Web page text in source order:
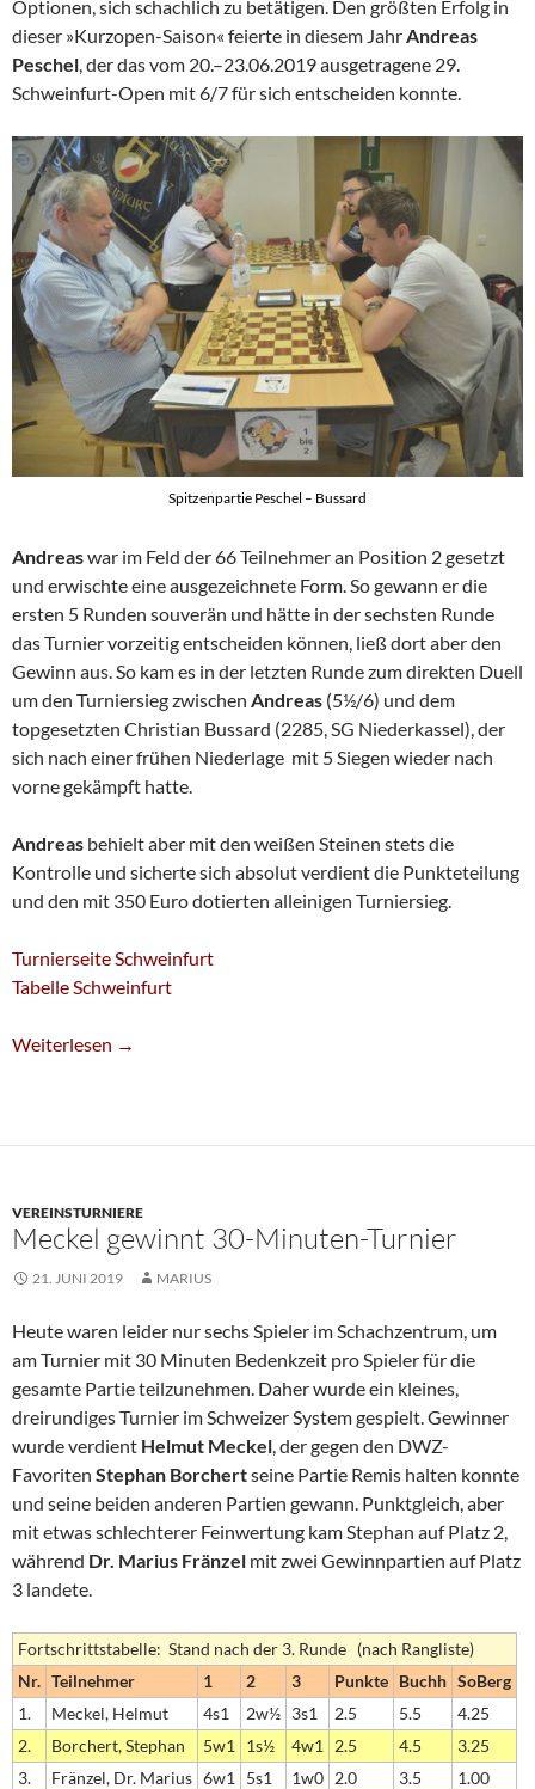
Optionen, sich schachlich zu betätigen. Den größten Erfolg in
dieser »Kurzopen-Saison« feierte in diesem Jahr Andreas
Peschel , der das vom 20.–23.06.2019 ausgetragene 29.
Schweinfurt-Open mit 6/7 für sich entscheiden konnte.
Spitzenpartie Peschel – Bussard
Andreaswar im Feld der 66 Teilnehmer an Position 2 gesetzt
und erwischte eine ausgezeichnete Form. So gewann er die
ersten 5 Runden souverän und hätte in der sechsten Runde
das Turnier vorzeitig entscheiden können, ließ dort aber den
Gewinn aus. So kam es in der letzten Runde zum direkten Duell
um den Turniersieg zwischen Andreas (5½/6) und dem
topgesetzten Christian Bussard (2285, SG Niederkassel), der
sich nach einer frühen Niederlage mit 5 Siegen wieder nach
vorne gekämpft hatte.
Andreas behielt aber mit den weißen Steinen stets die
Kontrolle und sicherte sich absolut verdient die Punkteteilung
und den mit 350 Euro dotierten alleinigen Turniersieg.
Turnierseite Schweinfurt
Tabelle Schweinfurt
Peschel Gewinnt Schweinfurt-Open – Meckel Stark In Krefeld
Weiterlesen →
VEREINSTURNIERE
Meckel gewinnt 30-Minuten-Turnier
21. JUNI 2019 MARIUS
Heute waren leider nur sechs Spieler im Schachzentrum, um
am Turnier mit 30 Minuten Bedenkzeit pro Spieler für die
gesamte Partie teilzunehmen. Daher wurde ein kleines,
dreirundiges Turnier im Schweizer System gespielt. Gewinner
wurde verdient Helmut Meckel, der gegen den DWZ-
Favoriten Stephan Borchertseine Partie Remis halten konnte
und seine beiden anderen Partien gewann. Punktgleich, aber
mit etwas schlechterer Feinwertung kam Stephan auf Platz 2,
während Dr. Marius Fränzel mit zwei Gewinnpartien auf Platz
3 landete.
Fortschrittstabelle: Stand nach der 3. Runde (nach Rangliste)
Nr. Teilnehmer 1 2 3 Punkte Buchh SoBerg
1.
Meckel, Helmut 4s1 2w½ 3s1 2.5 5.5
4.25
2.
Borchert, Stephan 5w1 1s½ 4w1 2.5 4.5
3.25
3.
Fränzel, Dr. Marius 6w1 5s1 1w0 2.0 3.5
1.00